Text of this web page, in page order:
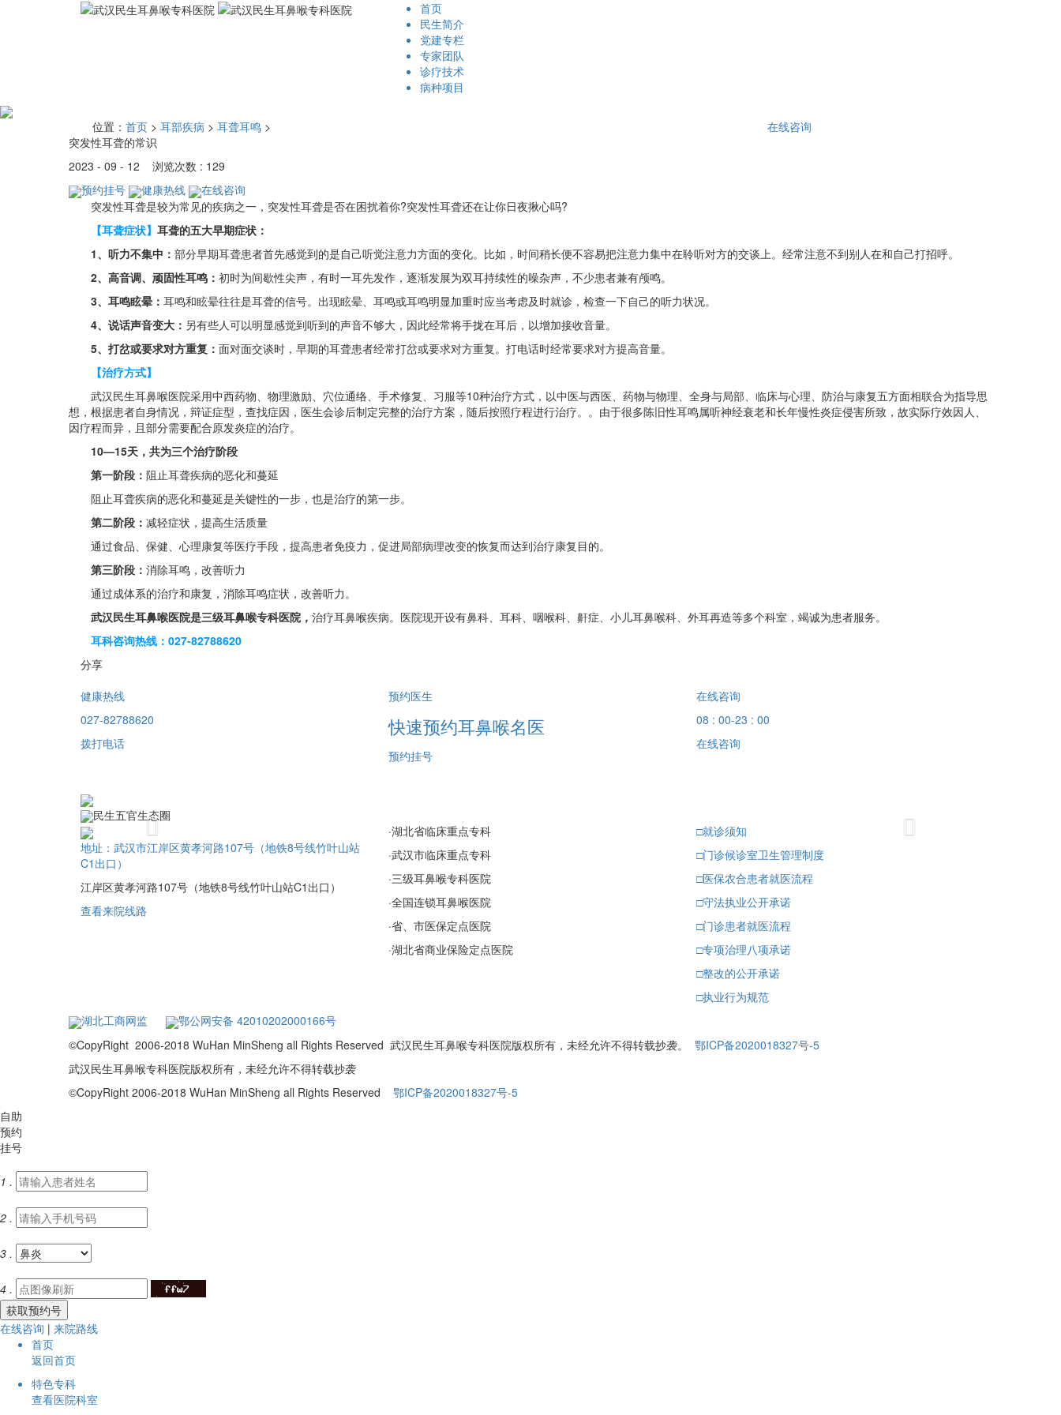
首页
民生简介
党建专栏
专家团队
诊疗技术
病种项目
位置： 首页 > 耳部疾病 > 耳聋耳鸣 >
在线咨询
突发性耳聋的常识
2023 - 09 - 12 浏览次数 : 129
预约挂号
健康热线
在线咨询
突发性耳聋是较为常见的疾病之一，突发性耳聋是否在困扰着你?突发性耳聋还在让你日夜揪心吗?
【耳聋症状】 耳聋的五大早期症状：
1、听力不集中： 部分早期耳聋患者首先感觉到的是自己听觉注意力方面的变化。比如，时间稍长便不容易把注意力集中在聆听对方的交谈上。经常注意不到别人在和自己打招呼。
2、高音调、顽固性耳鸣： 初时为间歇性尖声，有时一耳先发作，逐渐发展为双耳持续性的噪杂声，不少患者兼有颅鸣。
3、耳鸣眩晕： 耳鸣和眩晕往往是耳聋的信号。出现眩晕、耳鸣或耳鸣明显加重时应当考虑及时就诊，检查一下自己的听力状况。
4、说话声音变大： 另有些人可以明显感觉到听到的声音不够大，因此经常将手拢在耳后，以增加接收音量。
5、打岔或要求对方重复： 面对面交谈时，早期的耳聋患者经常打岔或要求对方重复。打电话时经常要求对方提高音量。
【治疗方式】
武汉民生耳鼻喉医院采用中西药物、物理激励、穴位通络、手术修复、习服等10种治疗方式，以中医与西医、药物与物理、全身与局部、临床与心理、防治与康复五方面相联合为指导思
想，根据患者自身情况，辩证症型，查找症因，医生会诊后制定完整的治疗方案，随后按照疗程进行治疗。。由于很多陈旧性耳鸣属听神经衰老和长年慢性炎症侵害所致，故实际疗效因人、
因疗程而异，且部分需要配合原发炎症的治疗。
10—15天，共为三个治疗阶段
第一阶段： 阻止耳聋疾病的恶化和蔓延
阻止耳聋疾病的恶化和蔓延是关键性的一步，也是治疗的第一步。
第二阶段： 减轻症状，提高生活质量
通过食品、保健、心理康复等医疗手段，提高患者免疫力，促进局部病理改变的恢复而达到治疗康复目的。
第三阶段： 消除耳鸣，改善听力
通过成体系的治疗和康复，消除耳鸣症状，改善听力。
武汉民生耳鼻喉医院是三级耳鼻喉专科医院， 治疗耳鼻喉疾病。医院现开设有鼻科、耳科、咽喉科、鼾症、小儿耳鼻喉科、外耳再造等多个科室，竭诚为患者服务。
耳科咨询热线：027-82788620
分享
健康热线
027-82788620
拨打电话
预约医生
快速预约耳鼻喉名医
预约挂号
在线咨询
08 : 00-23 : 00
在线咨询
民生五官生态圈
Previous Next
地址：武汉市江岸区黄孝河路107号（地铁8号线竹叶山站
C1出口）
江岸区黄孝河路107号（地铁8号线竹叶山站C1出口）
查看来院线路
·湖北省临床重点专科
·武汉市临床重点专科
·三级耳鼻喉专科医院
·全国连锁耳鼻喉医院
·省、市医保定点医院
·湖北省商业保险定点医院
□就诊须知
□门诊候诊室卫生管理制度
□医保农合患者就医流程
□守法执业公开承诺
□门诊患者就医流程
□专项治理八项承诺
□整改的公开承诺
□执业行为规范
湖北工商网监
鄂公网安备 42010202000166号
©CopyRight 2006-2018 WuHan MinSheng all Rights Reserved 武汉民生耳鼻喉专科医院版权所有，未经允许不得转载抄袭。 鄂ICP备2020018327号-5
武汉民生耳鼻喉专科医院版权所有，未经允许不得转载抄袭
©CopyRight 2006-2018 WuHan MinSheng all Rights Reserved 鄂ICP备2020018327号-5
自助
预约
挂号
1 .
2 .
3 .
4 .
在线咨询 | 来院路线
首页
返回首页
特色专科
查看医院科室